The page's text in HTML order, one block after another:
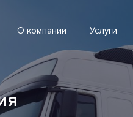
О компании Услуги